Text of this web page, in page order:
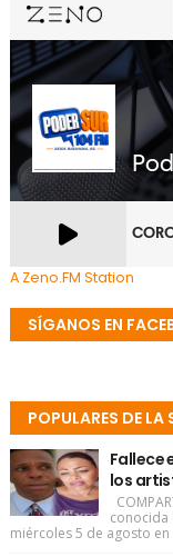
A Zeno.FM Station
SÍGANOS EN
POPULARES DE LA
Fallece
los
conocida
miércoles 5 de agosto en